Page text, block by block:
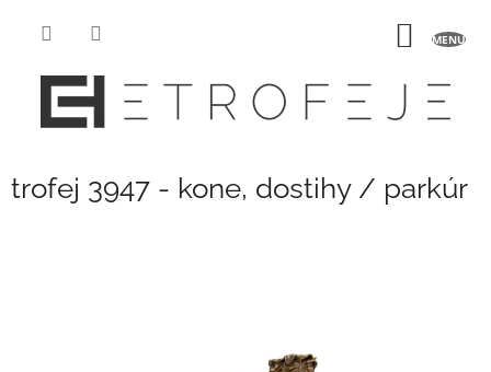
trofej 3947 - kone, dostihy / parkúr